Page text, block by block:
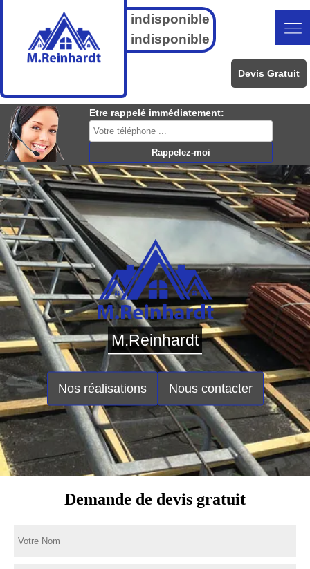
indisponible
indisponible
Devis Gratuit
Etre rappelé immédiatement:
M.Reinhardt
Nos réalisations Nous contacter
Demande de devis gratuit